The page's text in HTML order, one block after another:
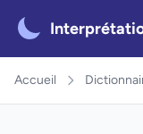
Accueil